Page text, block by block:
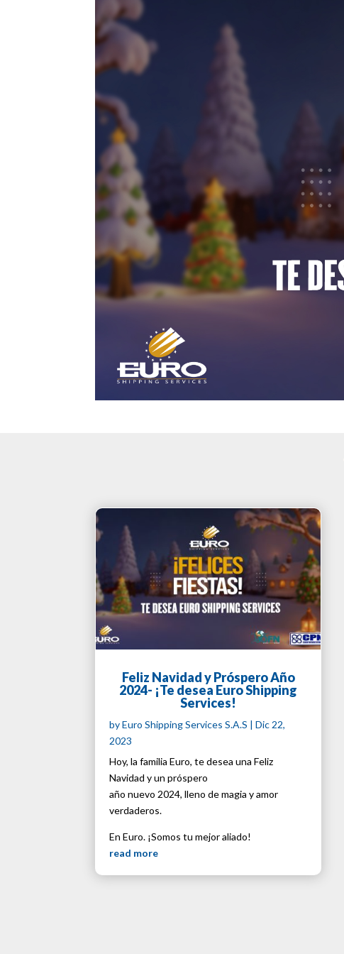
Feliz Navidad y Próspero Año
2024- ¡Te desea Euro Shipping
Services!
byEuro Shipping Services S.A.S |Dic 22,
2023
Hoy, la familia Euro, te desea una Feliz
Navidad y un próspero
año nuevo 2024, lleno de magia y amor
verdaderos.
En Euro. ¡Somos tu mejor aliado!
read more